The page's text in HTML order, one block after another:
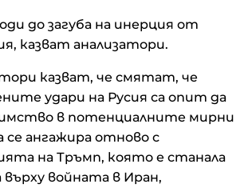
до загуба на инерция от
казват анализатори.
казват, че смятат, че
удари на Русия са опит да
в потенциалните мирни
се ангажира отново с
на Тръмп, която е станала
върху войната в Иран,